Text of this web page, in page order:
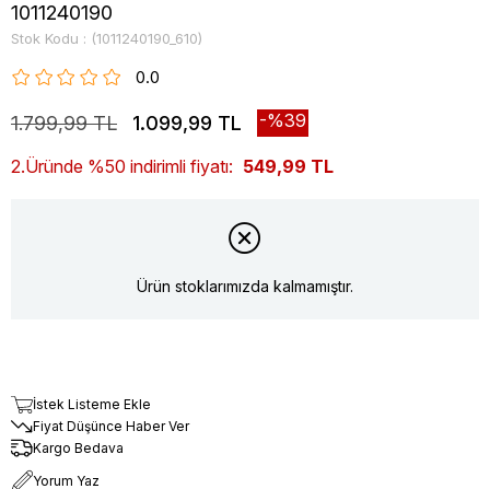
1011240190
Stok Kodu (1011240190_610)
0.0
1.799,99 TL 1.099,99 TL 39
2.Üründe %50 indirimli fiyatı: 549,99 TL
Ürün stoklarımızda kalmamıştır.
İstek Listeme Ekle
Fiyat Düşünce Haber Ver
Kargo Bedava
Yorum Yaz